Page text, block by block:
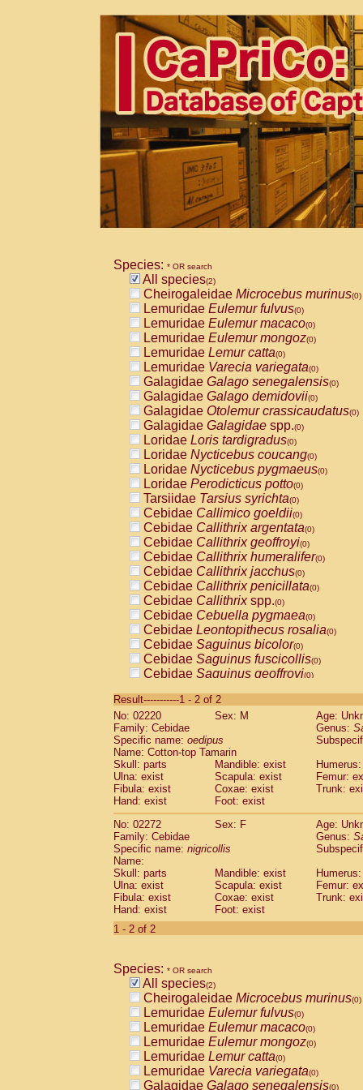
Species: * OR search
All species(2)
Cheirogaleidae Microcebus murinus(0)
Lemuridae Eulemur fulvus(0)
Lemuridae Eulemur macaco(0)
Lemuridae Eulemur mongoz(0)
Lemuridae Lemur catta(0)
Lemuridae Varecia variegata(0)
Galagidae Galago senegalensis(0)
Galagidae Galago demidovii(0)
Galagidae Otolemur crassicaudatus(0)
Galagidae Galagidae spp.(0)
Loridae Loris tardigradus(0)
Loridae Nycticebus coucang(0)
Loridae Nycticebus pygmaeus(0)
Loridae Perodicticus potto(0)
Tarsiidae Tarsius syrichta(0)
Cebidae Callimico goeldii(0)
Cebidae Callithrix argentata(0)
Cebidae Callithrix geoffroyi(0)
Cebidae Callithrix humeralifer(0)
Cebidae Callithrix jacchus(0)
Cebidae Callithrix penicillata(0)
Cebidae Callithrixspp.(0)
Cebidae Cebuella pygmaea(0)
Cebidae Leontopithecus rosalia(0)
Cebidae Saguinus bicolor(0)
Cebidae Saguinus fuscicollis(0)
Cebidae Saguinus geoffroyi(0)
CebidaeSaguinus labiatus(0)
Cebidae Saguinus leucopus (0)
Cebidae
CebidaeSaguinus mystax
Cebidae Saguinus nigricollis (1)
Cebidae Saguinus oedipus
Cebidae Saguinus weddelli
Cebidae Saguinusspp.
Cebidae Aotus trivirgatus
Cebidae
CebidaeCebus apella
Cebidae
Cebidae Cebus nigrivittatus
Cebidae Cebusspp.(0)
Cebidae Saimiri boliviensis
CebidaeSaimiri sciureus(0)
AtelidaeAlouatta caraya(0)
Atelidae Alouatta seniculus
AtelidaeAlouatta
AtelidaeAteles belzebuth(0)
AtelidaeAteles geoffroyi(0)
AtelidaeAteles paniscus(0)
AtelidaeAtelesspp. (0)
AtelidaeLagothrix lagothricha
AtelidaeLagothrix lagothricha cana
PitheciidaeCacajao calvus
Result-----------1 - 2 of 2
No: 02220
Sex: M
Age:
Family: Cebidae
Genus:
Specific name: oedipus
Name: Cotton-top Tamarin
Skull: parts
Mandible: exist
Ulna: exist
Scapula: exist
Femur:
Fibula: exist
Coxae: exist
Trunk:
Hand: exist
Foot: exist
No: 02272
Sex: F
Age:
Family: Cebidae
Genus:
Specific name: nigricollis
Name:
Skull: parts
Mandible: exist
Ulna: exist
Scapula: exist
Femur:
Fibula: exist
Coxae: exist
Trunk:
Hand: exist
Foot: exist
1 - 2 of 2
Species: * OR search
All species(2)
Cheirogaleidae Microcebus murinus(0)
Lemuridae Eulemur fulvus(0)
Lemuridae Eulemur macaco(0)
Lemuridae Eulemur mongoz(0)
Lemuridae Lemur catta(0)
Lemuridae Varecia variegata(0)
Galagidae Galago senegalensis(0)